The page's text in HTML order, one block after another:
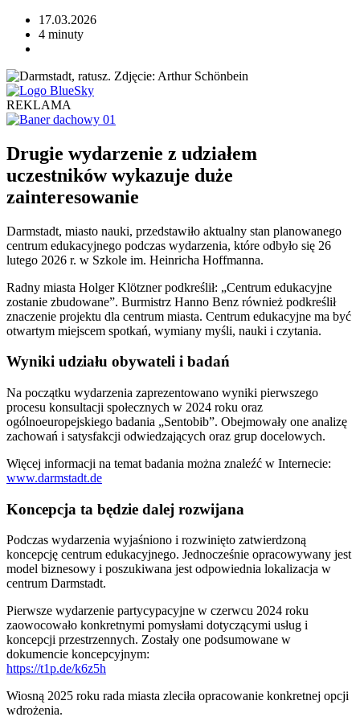
17.03.2026
4 minuty
REKLAMA
Drugie wydarzenie z udziałem
uczestników wykazuje duże
zainteresowanie
Darmstadt, miasto nauki, przedstawiło aktualny stan planowanego
centrum edukacyjnego podczas wydarzenia, które odbyło się 26
lutego 2026 r. w Szkole im. Heinricha Hoffmanna.
Radny miasta Holger Klötzner podkreślił: „Centrum edukacyjne
zostanie zbudowane”. Burmistrz Hanno Benz również podkreślił
znaczenie projektu dla centrum miasta. Centrum edukacyjne ma być
otwartym miejscem spotkań, wymiany myśli, nauki i czytania.
Wyniki udziału obywateli i badań
Na początku wydarzenia zaprezentowano wyniki pierwszego
procesu konsultacji społecznych w 2024 roku oraz
ogólnoeuropejskiego badania „Sentobib”. Obejmowały one analizę
zachowań i satysfakcji odwiedzających oraz grup docelowych.
Więcej informacji na temat badania można znaleźć w Internecie:
www.darmstadt.de
Koncepcja ta będzie dalej rozwijana
Podczas wydarzenia wyjaśniono i rozwinięto zatwierdzoną
koncepcję centrum edukacyjnego. Jednocześnie opracowywany jest
model biznesowy i poszukiwana jest odpowiednia lokalizacja w
centrum Darmstadt.
Pierwsze wydarzenie partycypacyjne w czerwcu 2024 roku
zaowocowało konkretnymi pomysłami dotyczącymi usług i
koncepcji przestrzennych. Zostały one podsumowane w
dokumencie koncepcyjnym:
https://t1p.de/k6z5h
Wiosną 2025 roku rada miasta zleciła opracowanie konkretnej opcji
wdrożenia.